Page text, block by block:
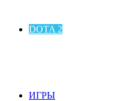
DOTA 2
ИГРЫ